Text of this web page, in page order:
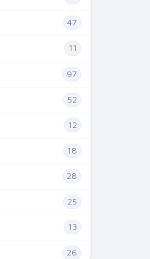
47
11
97
52
12
18
28
25
13
26